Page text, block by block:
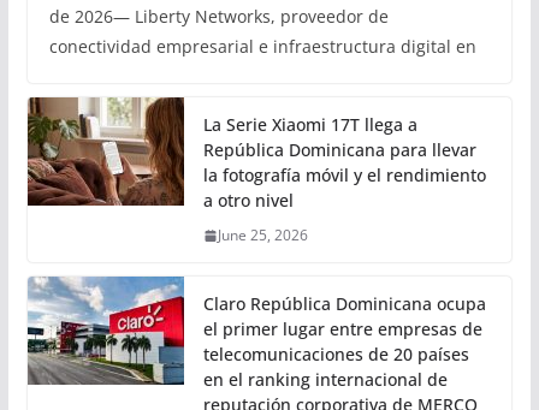
de 2026— Liberty Networks, proveedor de
conectividad empresarial e infraestructura digital en
La Serie Xiaomi 17T llega a
República Dominicana para llevar
la fotografía móvil y el rendimiento
a otro nivel
June 25, 2026
Claro República Dominicana ocupa
el primer lugar entre empresas de
telecomunicaciones de 20 países
en el ranking internacional de
reputación corporativa de MERCO